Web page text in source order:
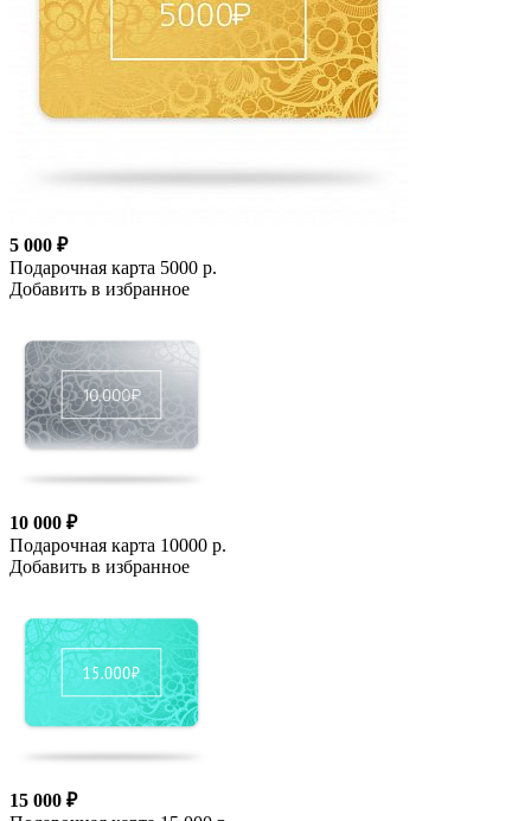
5 000 ₽
Подарочная карта 5000 р.
Добавить в избранное
10 000 ₽
Подарочная карта 10000 р.
Добавить в избранное
15 000 ₽